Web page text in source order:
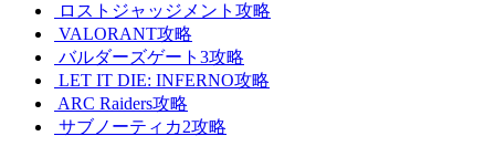
ロストジャッジメント攻略
VALORANT攻略
バルダーズゲート3攻略
LET IT DIE: INFERNO攻略
ARC Raiders攻略
サブノーティカ2攻略